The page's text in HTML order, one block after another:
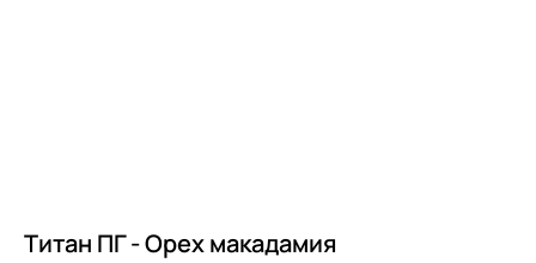
Титан ПГ - Орех макадамия